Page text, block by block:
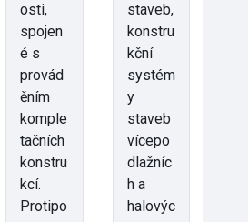
osti,
spojen
é s
provád
ěním
komple
tačních
konstru
kcí.
Protipo
staveb,
konstru
kční
systém
y
staveb
vícepo
dlažníc
h a
halovýc